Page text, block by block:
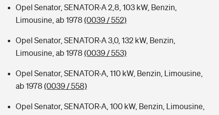
Sie haben Fragen?
Zur Übersicht
Tools
Kinderunfall-Check: Mehr Sicherheit für deine Kids
Opel Senator, SENATOR-A 2,8, 103 kW, Benzin,
Limousine, ab 1978 (0039 / 552)
Opel Senator, SENATOR-A 3,0, 132 kW, Benzin,
Limousine, ab 1978 (0039 / 553)
Opel Senator, SENATOR-A, 110 kW, Benzin, Limousine,
ab 1978 (0039 / 558)
Opel Senator, SENATOR-A, 100 kW, Benzin, Limousine,